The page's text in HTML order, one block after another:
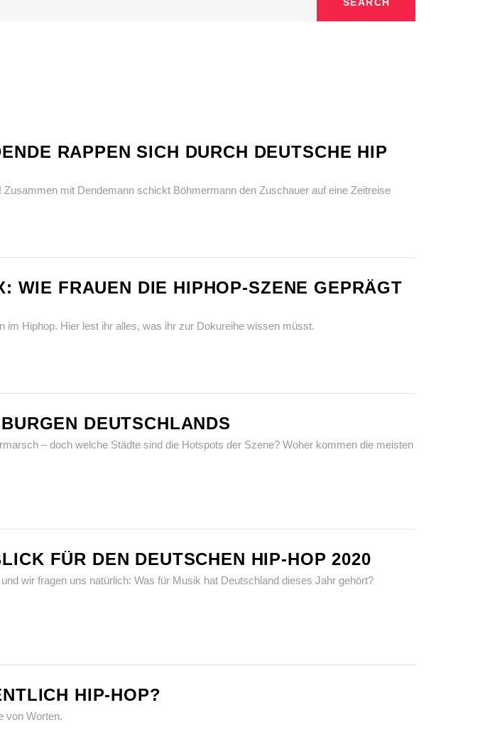
RAPPEN SICH DURCH DEUTSCHE HIP
mit Dendemann schickt Böhmermann den Zuschauer auf eine Zeitreise
WIE FRAUEN DIE HIPHOP-SZENE GEPRÄGT
im Hiphop. Hier lest ihr alles, was ihr zur Dokureihe wissen müsst.
DEUTSCHLANDS
– doch welche Städte sind die Hotspots der Szene? Woher kommen die meisten
FÜR DEN DEUTSCHEN HIP-HOP 2020
wir fragen uns natürlich: Was für Musik hat Deutschland dieses Jahr gehört?
HIP-HOP?
von Worten.